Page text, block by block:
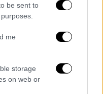
be sent to
me
storage
on web or
, τόνισε ότι «η
επιλέγει να
ούτε
χώρα μας. Το
του